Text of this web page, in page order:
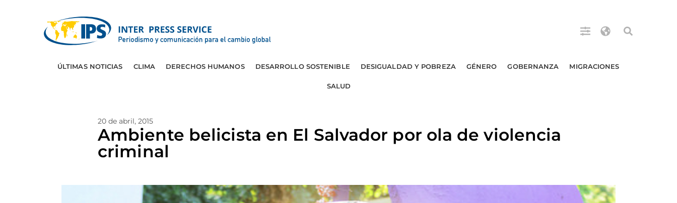
ÚLTIMAS NOTICIAS CLIMA DERECHOS HUMANOS DESARROLLO SOSTENIBLE DESIGUALDAD Y POBREZA GÉNERO GOBERNANZA MIGRACIONES
SALUD
20 de abril, 2015
Ambiente belicista en El Salvador por ola de violencia
criminal